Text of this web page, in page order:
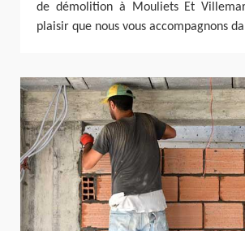
de démolition à Mouliets Et
plaisir que nous vous accompagnons